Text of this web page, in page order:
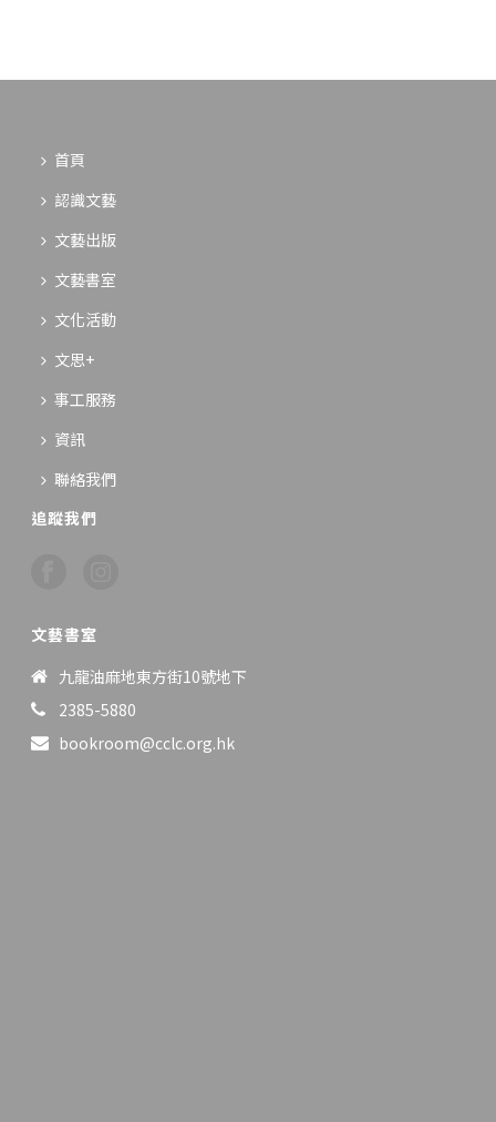
首頁
認識文藝
文藝出版
文藝書室
文化活動
文思+
事工服務
資訊
聯絡我們
追蹤我們
文藝書室
九龍油麻地東方街10號地下
2385-5880
bookroom@cclc.org.hk